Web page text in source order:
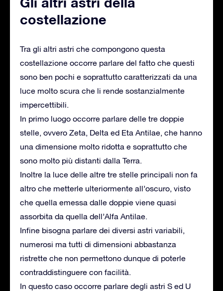
costellazione
Tra gli altri astri che compongono questa
costellazione occorre parlare del fatto che questi
sono ben pochi e soprattutto caratterizzati da una
luce molto scura che li rende sostanzialmente
impercettibili.
In primo luogo occorre parlare delle tre doppie
stelle, ovvero Zeta, Delta ed Eta Antilae, che hanno
una dimensione molto ridotta e soprattutto che
sono molto più distanti dalla Terra.
Inoltre la luce delle altre tre stelle principali non fa
altro che metterle ulteriormente all’oscuro, visto
che quella emessa dalle doppie viene quasi
assorbita da quella dell’Alfa Antilae.
Infine bisogna parlare dei diversi astri variabili,
numerosi ma tutti di dimensioni abbastanza
ristrette che non permettono dunque di poterle
contraddistinguere con facilità.
In questo caso occorre parlare degli astri S ed U